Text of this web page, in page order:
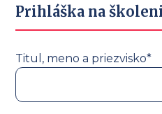
Prihláška na
Titul, meno a priezvisko*